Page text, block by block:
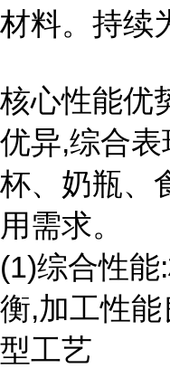
材料。持续
核心性能优
优异,综合
杯、奶瓶、
用需求。
(1)综合性
衡,加工性
型工艺